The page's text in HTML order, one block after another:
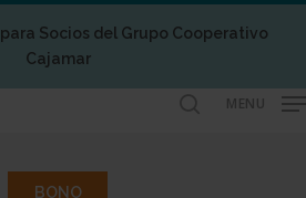
Socios del Grupo Cooperativo
Cajamar
MENU
BONO